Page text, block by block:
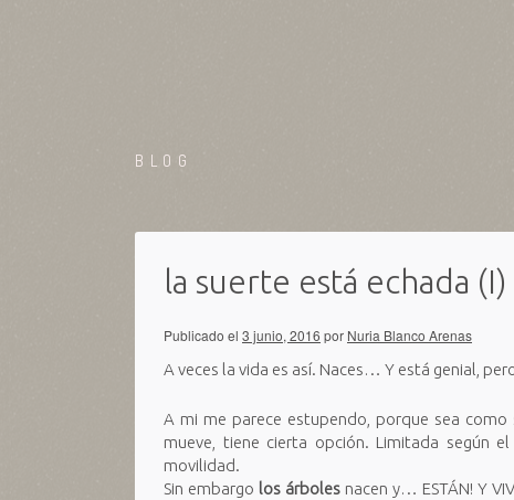
BLOG
la suerte está echada (I)
Publicado el 3 junio, 2016 por Nuria Blanco Arenas
A veces la vida es así. Naces… Y está genial,
A mi me parece estupendo, porque sea
mueve, tiene cierta opción. Limitada según
movilidad.
Sin embargo los árboles nacen y… ESTÁN! Y